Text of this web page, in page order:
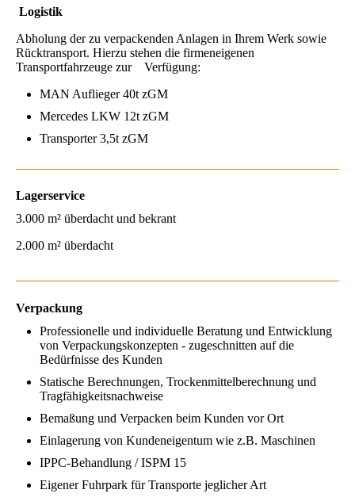
Logistik
Abholung der zu verpackenden Anlagen in Ihrem Werk sowie
Rücktransport. Hierzu stehen die firmeneigenen
Transportfahrzeuge zur Verfügung:
MAN Auflieger 40t zGM
Mercedes LKW 12t zGM
Transporter 3,5t zGM
Lagerservice
3.000 m² überdacht und bekrant
2.000 m² überdacht
Verpackung
Professionelle und individuelle Beratung und Entwicklung
von Verpackungskonzepten - zugeschnitten auf die
Bedürfnisse des Kunden
Statische Berechnungen, Trockenmittelberechnung und
Tragfähigkeitsnachweise
Bemaßung und Verpacken beim Kunden vor Ort
Einlagerung von Kundeneigentum wie z.B. Maschinen
IPPC-Behandlung / ISPM 15
Eigener Fuhrpark für Transporte jeglicher Art